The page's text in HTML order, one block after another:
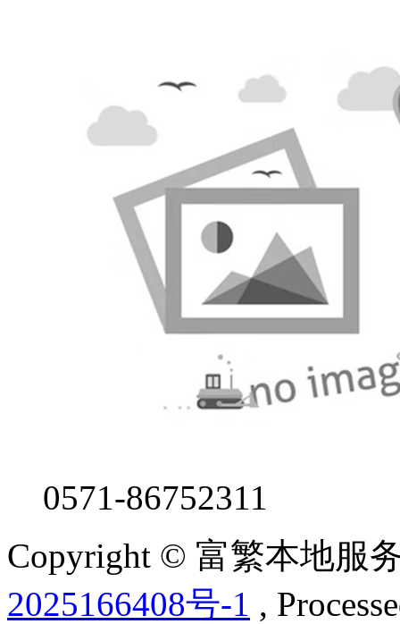
0571-86752311
Copyright © 富繁本地服
2025166408号-1 ,